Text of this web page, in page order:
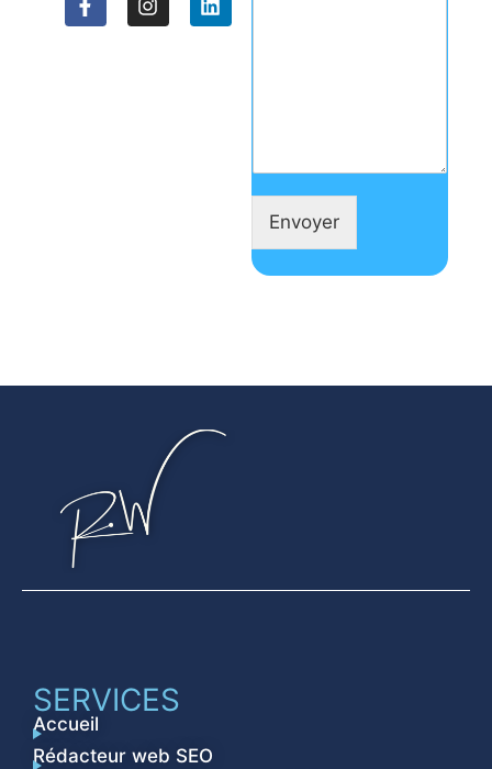
Envoyer
SERVICES
Accueil
Rédacteur web SEO